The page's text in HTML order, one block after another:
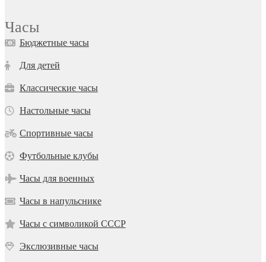
Часы
Бюджетные часы
Для детей
Классические часы
Настольные часы
Спортивные часы
Футбольные клубы
Часы для военных
Часы в напульснике
Часы с символикой СССР
Экслюзивные часы